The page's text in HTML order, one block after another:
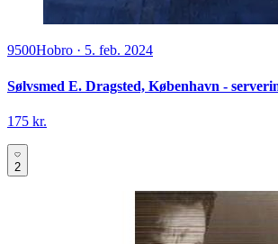
9500Hobro · 5. feb. 2024
Sølvsmed E. Dragsted, København -
175 kr.
2